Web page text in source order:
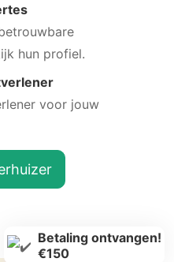
hun profiel.
voor jouw
Betaling ontvangen!
€150